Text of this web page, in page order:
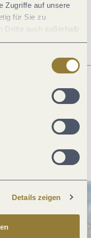
Zugriffe auf unsere
für Sie zu
Dritte auch außerhalb
und dort
Auswahl "Alle
in der Nutzung
Details zeigen
PDF erzeugen